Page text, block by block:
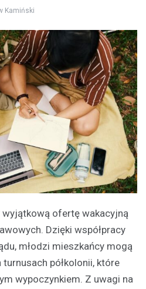
Kamiński
wyjątkową ofertę wakacyjną
Dzięki współpracy
młodzi mieszkańcy mogą
półkolonii, które
wypoczynkiem. Z uwagi na